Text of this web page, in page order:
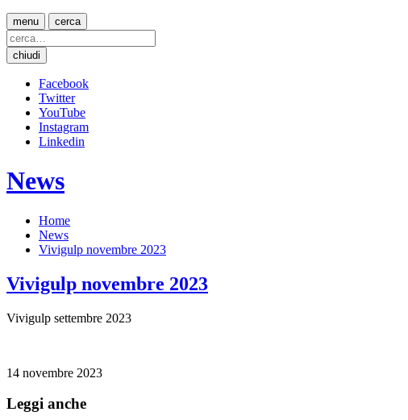
menu cerca
chiudi
Facebook
Twitter
YouTube
Instagram
Linkedin
News
Home
News
Vivigulp novembre 2023
Vivigulp novembre 2023
Vivigulp settembre 2023
14 novembre 2023
Leggi anche